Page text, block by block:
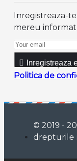
Inregistreaza-
mereu
Inregistreaza
Am citit şi
Politica de
© 2019 -
drepturile